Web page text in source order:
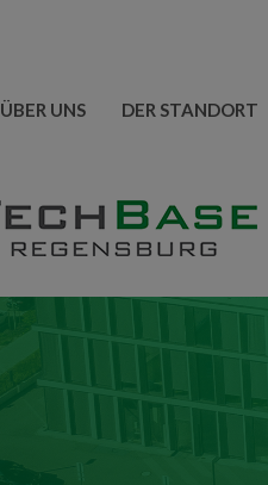
ÜBER UNS DER STANDORT